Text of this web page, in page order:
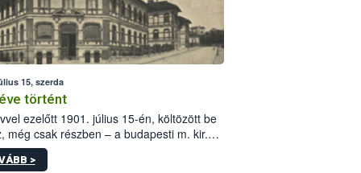
15, szerda
történt
ezelőtt 1901. július 15-én, költözött be
még csak részben – a budapesti m. kir.
állomás a Kis Rókus utca
alatti, Czigler Győző által tervezett új
>